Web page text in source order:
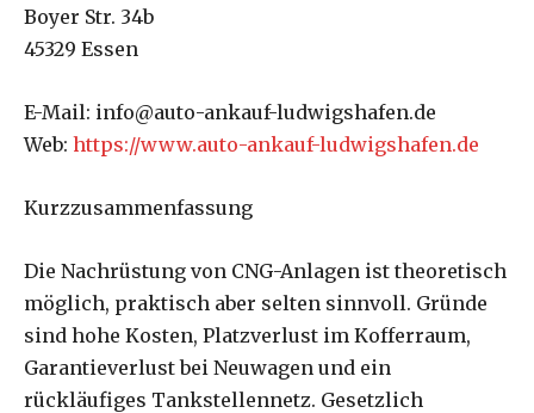
Boyer Str. 34b
45329 Essen
E-Mail: info@auto-ankauf-ludwigshafen.de
Web: https://www.auto-ankauf-ludwigshafen.de
Kurzzusammenfassung
Die Nachrüstung von CNG-Anlagen ist theoretisch
möglich, praktisch aber selten sinnvoll. Gründe
sind hohe Kosten, Platzverlust im Kofferraum,
Garantieverlust bei Neuwagen und ein
rückläufiges Tankstellennetz. Gesetzlich